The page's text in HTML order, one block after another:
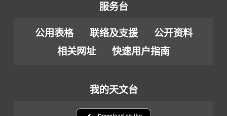
服务台
公用表格 联络及支援
公开资料
相关网址
快速用户指南
我的天文台